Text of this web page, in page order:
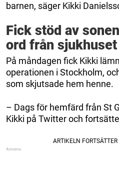
barnen, säger Kikki
Fick stöd av
ord från sjukhuset
På måndagen fick Kikki
operationen i Stockholm,
som skjutsade hem henne.
– Dags för hemfärd från St
Kikki på Twitter och